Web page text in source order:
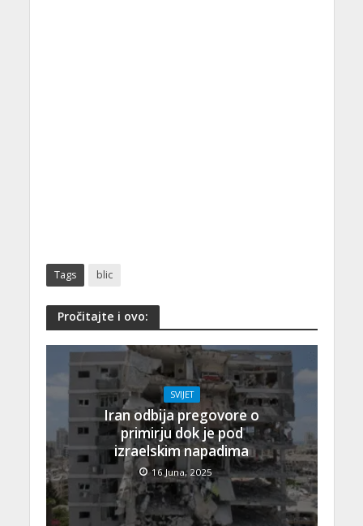
Tags blic
Pročitajte i ovo:
SVIJET
Iran odbija pregovore o
primirju dok je pod
izraelskim napadima
16 Juna, 2025